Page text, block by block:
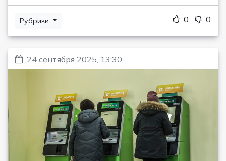
Рубрики 0 0
24 сентября 2025, 13:30